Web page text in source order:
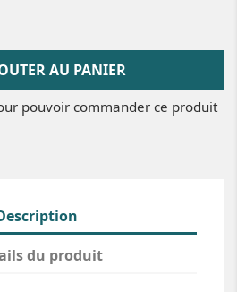
AU PANIER
pouvoir commander ce produit
du produit